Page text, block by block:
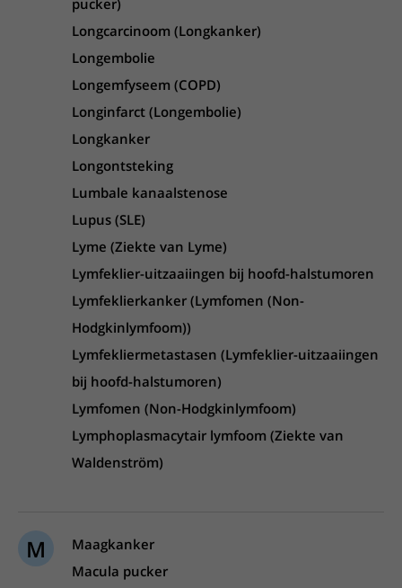
pucker)
Longcarcinoom (Longkanker)
Longembolie
Longemfyseem (COPD)
Longinfarct (Longembolie)
Longkanker
Longontsteking
Lumbale kanaalstenose
Lupus (SLE)
Lyme (Ziekte van Lyme)
Lymfeklier-uitzaaiingen bij hoofd-halstumoren
Lymfeklierkanker (Lymfomen (Non-
Hodgkinlymfoom))
Lymfekliermetastasen (Lymfeklier-uitzaaiingen
bij hoofd-halstumoren)
Lymfomen (Non-Hodgkinlymfoom)
Lymphoplasmacytair lymfoom (Ziekte van
Waldenström)
M
Maagkanker
Macula pucker